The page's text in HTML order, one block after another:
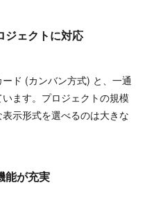
ジェクトに対応
ド (カンバン方式) と、一通
ます。プロジェクトの規模
示形式を選べるのは大きな
能が充実